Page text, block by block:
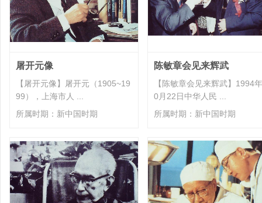
屠开元像
【屠开元像】屠开元（1905~19
99），上海市人 ...
所属时期：新中国时期
陈敏章会见来辉武
【陈敏章会见来辉武】1994
0月22日中华人民 ...
所属时期：新中国时期